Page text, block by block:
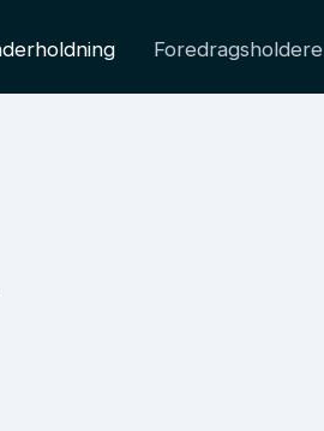
Foredragsholdere